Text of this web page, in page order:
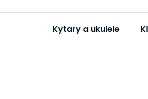
Kytary a ukulele